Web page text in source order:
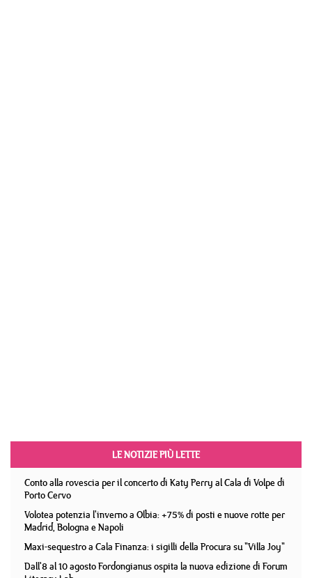
LE NOTIZIE PIÙ LETTE
Conto alla rovescia per il concerto di Katy Perry al Cala di Volpe di
Porto Cervo
Volotea potenzia l'inverno a Olbia: +75% di posti e nuove rotte per
Madrid, Bologna e Napoli
Maxi-sequestro a Cala Finanza: i sigilli della Procura su "Villa Joy"
Dall'8 al 10 agosto Fordongianus ospita la nuova edizione di Forum